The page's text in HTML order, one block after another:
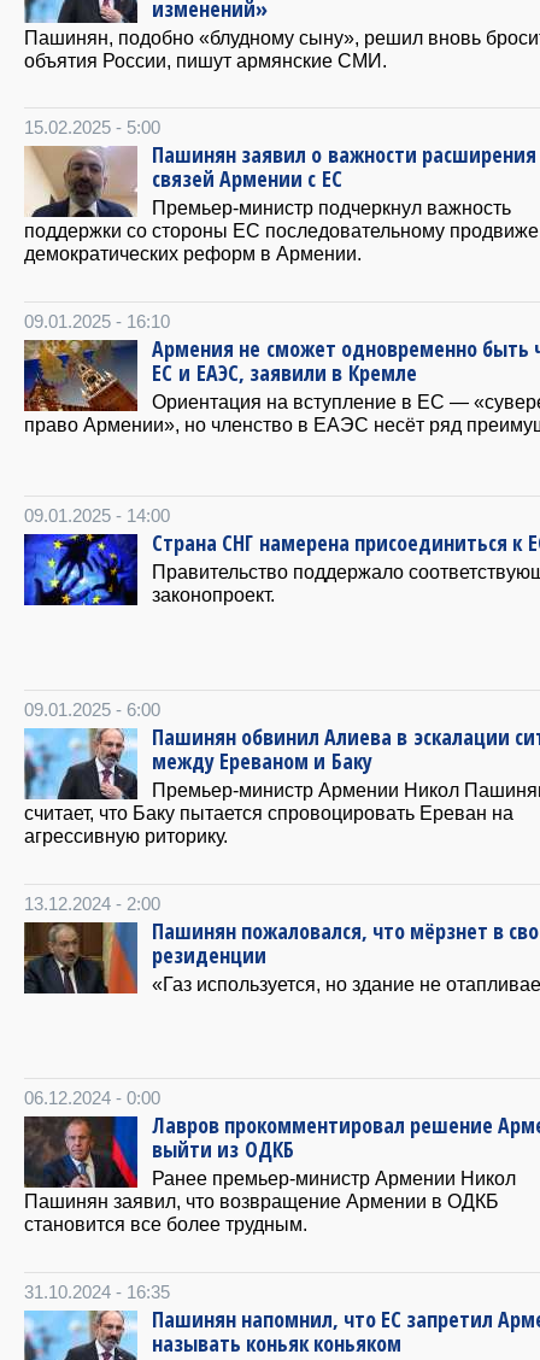
изменений»
Пашинян, подобно «блудному сыну», решил вновь
объятия России, пишут армянские СМИ.
15.02.2025 - 5:00
Пашинян заявил о важности расширения
связей Армении с ЕС
Премьер-министр подчеркнул важность
поддержки со стороны ЕС последовательному
демократических реформ в Армении.
09.01.2025 - 16:10
Армения не сможет одновременно быть
ЕС и ЕАЭС, заявили в Кремле
Ориентация на вступление в ЕС —
право Армении», но членство в ЕАЭС несёт ряд
09.01.2025 - 14:00
Страна СНГ намерена присоединиться к
Правительство поддержало
законопроект.
09.01.2025 - 6:00
Пашинян обвинил Алиева в эскалации
между Ереваном и Баку
Премьер-министр Армении Никол
считает, что Баку пытается спровоцировать Ереван на
агрессивную риторику.
13.12.2024 - 2:00
Пашинян пожаловался, что мёрзнет в
резиденции
«Газ используется, но здание не
06.12.2024 - 0:00
Лавров прокомментировал решение
выйти из ОДКБ
Ранее премьер-министр Армении Никол
Пашинян заявил, что возвращение Армении в ОДКБ
становится все более трудным.
31.10.2024 - 16:35
Пашинян напомнил, что ЕС запретил
называть коньяк коньяком